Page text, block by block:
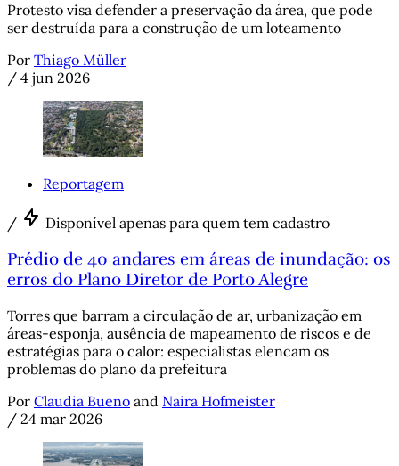
Protesto visa defender a preservação da área, que pode
ser destruída para a construção de um loteamento
Por Thiago Müller
/ 4 jun 2026
Reportagem
/ Disponível apenas para quem tem cadastro
Prédio de 40 andares em áreas de inundação: os
erros do Plano Diretor de Porto Alegre
Torres que barram a circulação de ar, urbanização em
áreas-esponja, ausência de mapeamento de riscos e de
estratégias para o calor: especialistas elencam os
problemas do plano da prefeitura
Por Claudia Bueno and Naira Hofmeister
/ 24 mar 2026